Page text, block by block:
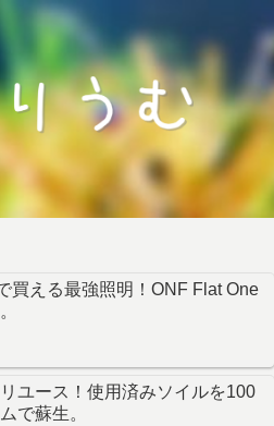
買える最強照明！ONF Flat One
ユース！使用済みソイルを100
で蘇生。